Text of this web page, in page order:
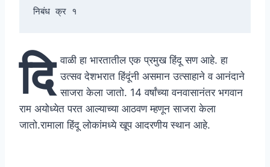
निबंध क्र १
दि वाळी हा भारतातील एक प्रमुख हिंदू सण आहे. हा
उत्सव देशभरात हिंदूंनी असमान उत्साहाने व आनंदाने
साजरा केला जातो. 14 वर्षांच्या वनवासानंतर भगवान
राम अयोध्येत परत आल्याच्या आठवण म्हणून साजरा केला
जातो.रामाला हिंदू लोकांमध्ये खूप आदरणीय स्थान आहे.